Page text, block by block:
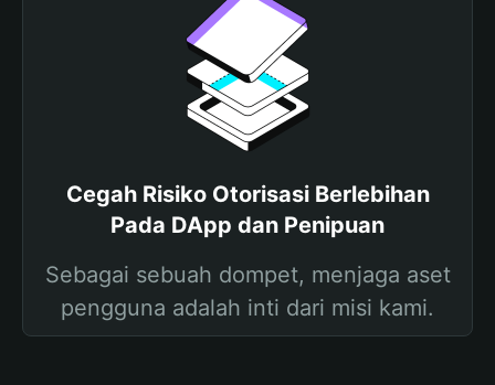
Cegah Risiko Otorisasi Berlebihan
Pada DApp dan Penipuan
Sebagai sebuah dompet, menjaga aset
pengguna adalah inti dari misi kami.